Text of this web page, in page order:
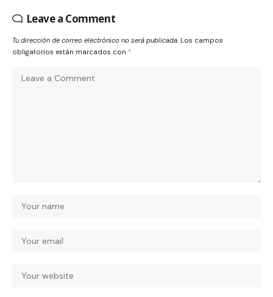
Leave a Comment
Tu dirección de correo electrónico no será publicada. Los campos
obligatorios están marcados con *